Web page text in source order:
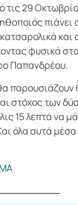
τις 29
πιάνει
και
φυσικά
Παπανδρέου.
παρουσιάζουν
στόχος των
15 λεπτά να
όλα αυτά